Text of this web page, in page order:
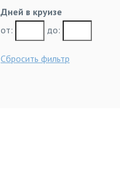
Дней в круизе
от:
до:
Сбросить фильтр